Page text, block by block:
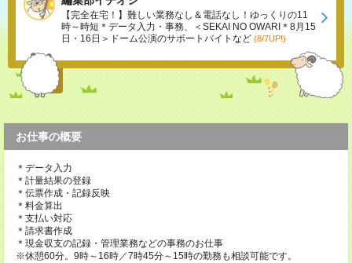
【完全在宅！】難しい業務なし＆電話なし！ゆっくりの11
時～時短＊データ入力・事務、＜SEKAI NO OWARI＊8月15
日・16日＞ドーム公演のサポートバイトなど (8/7UP!)
お仕事の概要
＊データ入力
＊計量結果の登録
＊伝票作成・記録反映
＊料金算出
＊支払い対応
＊請求書作成
＊現金収支の記録・管理業務などの事務のお仕事
※休憩60分。9時～16時／7時45分～15時の勤務も相談可能です。